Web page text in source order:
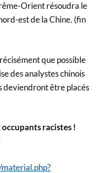
Orient résoudra le
est de la Chine. (fin
que possible
des analystes chinois
deviendront être placés
racistes !